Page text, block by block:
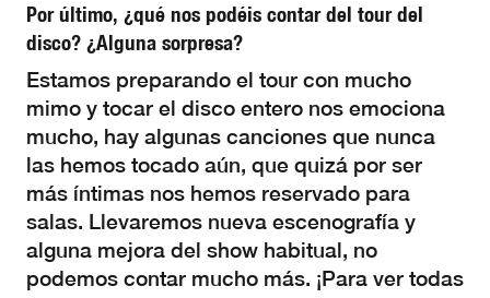
Por último, ¿qué nos podéis contar del tour del
disco? ¿Alguna sorpresa?
Estamos preparando el tour con mucho
mimo y tocar el disco entero nos emociona
mucho, hay algunas canciones que nunca
las hemos tocado aún, que quizá por ser
más íntimas nos hemos reservado para
salas. Llevaremos nueva escenografía y
alguna mejora del show habitual, no
podemos contar mucho más. ¡Para ver todas